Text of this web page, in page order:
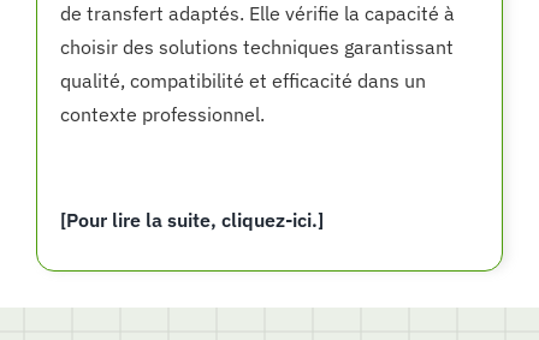
de transfert adaptés. Elle vérifie la capacité à
choisir des solutions techniques garantissant
qualité, compatibilité et efficacité dans un
contexte professionnel.
[Pour lire la suite, cliquez-ici.]